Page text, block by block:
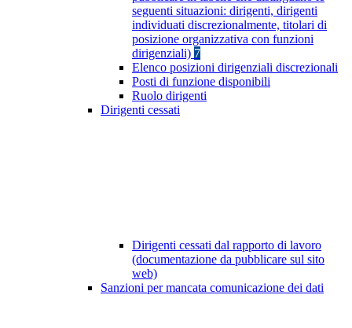
seguenti situazioni: dirigenti, dirigenti
individuati discrezionalmente, titolari di
posizione organizzativa con funzioni
dirigenziali) 7
Elenco posizioni dirigenziali discrezionali
Posti di funzione disponibili
Ruolo dirigenti
Dirigenti cessati
Dirigenti cessati dal rapporto di lavoro
(documentazione da pubblicare sul sito
web)
Sanzioni per mancata comunicazione dei dati